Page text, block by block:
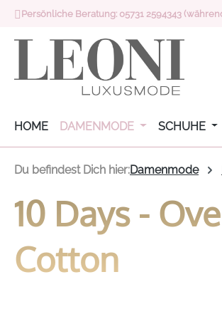
Hauptinhalt springen
Zur Suche springen
Zur Hauptnavigation springen
Persönliche Beratung: 05731 2594343
HOME DAMENMODE SCHUHE
Du befindest Dich hier:Damenmode
10 Days -
Cotton